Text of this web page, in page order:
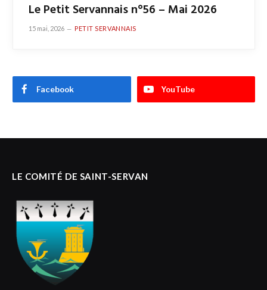
Le Petit Servannais n°56 – Mai 2026
15 mai, 2026 PETIT SERVANNAIS
Facebook YouTube
LE COMITÉ DE SAINT-SERVAN